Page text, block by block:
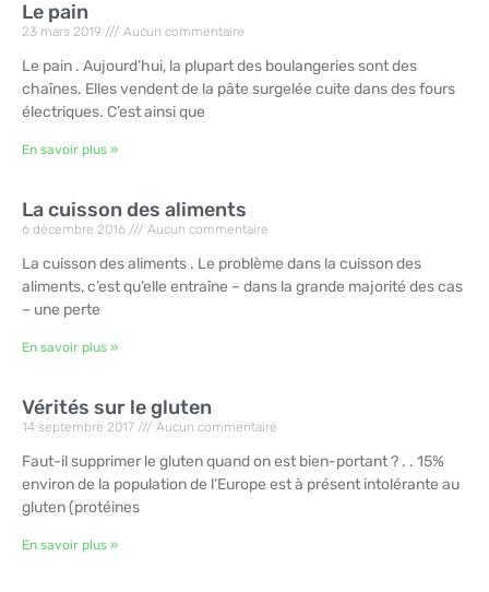
Le pain
23 mars 2019 Aucun commentaire
Le pain . Aujourd’hui, la plupart des boulangeries sont des
chaînes. Elles vendent de la pâte surgelée cuite dans des fours
électriques. C’est ainsi que
En savoir plus »
La cuisson des aliments
6 décembre 2016 Aucun commentaire
La cuisson des aliments . Le problème dans la cuisson des
aliments, c’est qu’elle entraîne – dans la grande majorité des cas
– une perte
En savoir plus »
Vérités sur le gluten
14 septembre 2017 Aucun commentaire
Faut-il supprimer le gluten quand on est bien-portant ? . . 15%
environ de la population de l’Europe est à présent intolérante au
gluten (protéines
En savoir plus »